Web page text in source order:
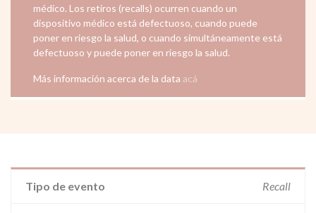
médico. Los retiros (recalls) ocurren cuando un
dispositivo médico está defectuoso, cuando puede
poner en riesgo la salud, o cuando simultáneamente está
defectuoso y puede poner en riesgo la salud.
Más información acerca de la data acá
Tipo de evento Recall